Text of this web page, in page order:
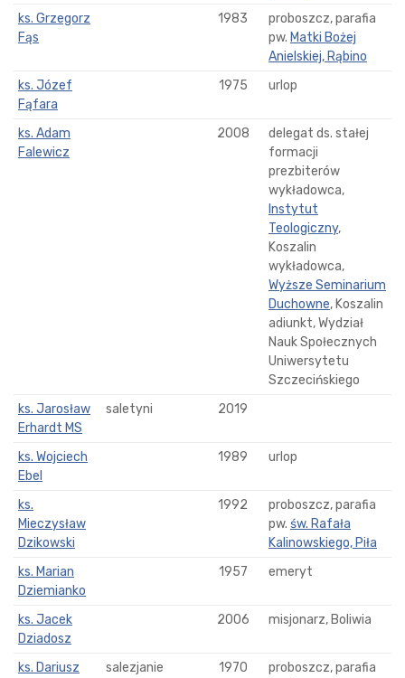
ks. Grzegorz
Fąs
1983
proboszcz, parafia
pw. Matki Bożej
Anielskiej, Rąbino
ks. Józef
Fąfara
1975 urlop
ks. Adam
Falewicz
2008
delegat ds. stałej
formacji
prezbiterów
wykładowca,
Instytut
Teologiczny,
Koszalin
wykładowca,
Wyższe Seminarium
Duchowne, Koszalin
adiunkt, Wydział
Nauk Społecznych
Uniwersytetu
Szczecińskiego
ks. Jarosław
Erhardt MS
saletyni 2019
ks. Wojciech
Ebel
1989 urlop
ks.
Mieczysław
Dzikowski
1992
proboszcz, parafia
pw. św. Rafała
Kalinowskiego, Piła
ks. Marian
Dziemianko
1957 emeryt
ks. Jacek
Dziadosz
2006 misjonarz, Boliwia
ks. Dariusz
salezjanie 1970
proboszcz, parafia